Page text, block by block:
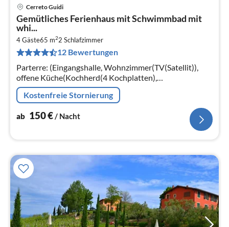
Cerreto Guidi
Gemütliches Ferienhaus mit Schwimmbad mit
whi...
4 Gäste65 m22 Schlafzimmer
12 Bewertungen
Parterre: (Eingangshalle, Wohnzimmer(TV(Satellit)),
offene Küche(Kochherd(4 Kochplatten),
Kaffeemaschine, Backofen), Schlafzimmer(Doppelbett),
Schlafzimmer(2x Einzelbett)
Kostenfreie Stornierung
ab 150€/ Nacht